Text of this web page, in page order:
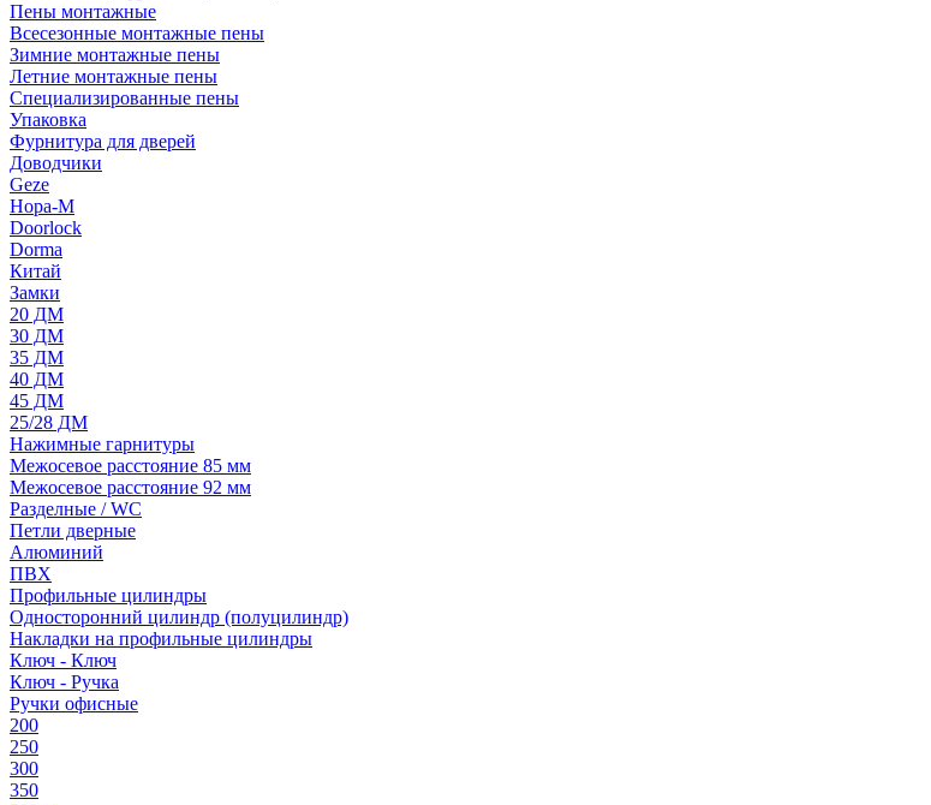
Пены монтажные
Всесезонные монтажные пены
Зимние монтажные пены
Летние монтажные пены
Специализированные пены
Упаковка
Фурнитура для дверей
Доводчики
Geze
Нора-М
Doorlock
Dorma
Китай
Замки
20 ДМ
30 ДМ
35 ДМ
40 ДМ
45 ДМ
25/28 ДМ
Нажимные гарнитуры
Межосевое расстояние 85 мм
Межосевое расстояние 92 мм
Разделные / WC
Петли дверные
Алюминий
ПВХ
Профильные цилиндры
Односторонний цилиндр (полуцилиндр)
Накладки на профильные цилиндры
Ключ - Ключ
Ключ - Ручка
Ручки офисные
200
250
300
350